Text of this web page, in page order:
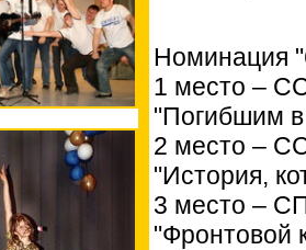
Номинация
1 место –
"Погибшим
2 место –
"История,
3 место –
"Фронтовой